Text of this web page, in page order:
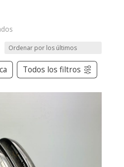
Todos los filtros